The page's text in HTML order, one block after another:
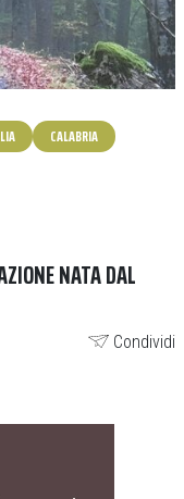
CALABRIA
NATA DAL
Condividi